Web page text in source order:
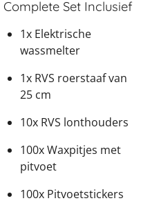
Complete Set Inclusief
1x Elektrische
wassmelter
1x RVS roerstaaf van
25 cm
10x RVS lonthouders
100x Waxpitjes met
pitvoet
100x Pitvoetstickers